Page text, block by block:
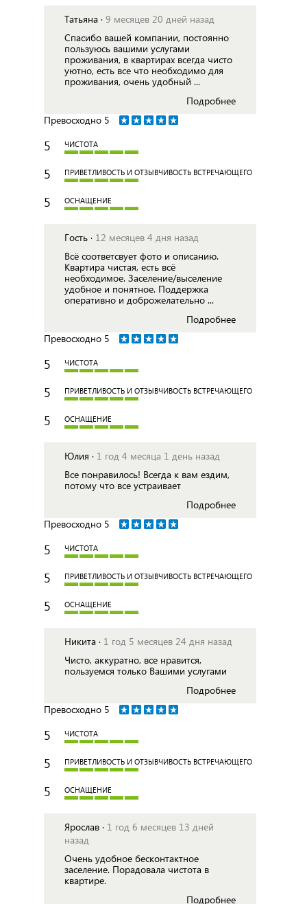
Татьяна · 9 месяцев 20 дней назад
Спасибо вашей компании, постоянно
пользуюсь вашими услугами
проживания, в квартирах всегда чисто
уютно, есть все что необходимо для
проживания, очень удобный ...
Подробнее
Превосходно 5
5 ЧИСТОТА
5 ПРИВЕТЛИВОСТЬ И ОТЗЫВЧИВОСТЬ ВСТРЕЧАЮЩЕГО
5 ОСНАЩЕНИЕ
Гость · 12 месяцев 4 дня назад
Всё соответсвует фото и описанию.
Квартира чистая, есть всё
необходимое. Заселение/выселение
удобное и понятное. Поддержка
оперативно и доброжелательно ...
Подробнее
Превосходно 5
5 ЧИСТОТА
5 ПРИВЕТЛИВОСТЬ И ОТЗЫВЧИВОСТЬ ВСТРЕЧАЮЩЕГО
5 ОСНАЩЕНИЕ
Юлия · 1 год 4 месяца 1 день назад
Все понравилось! Всегда к вам ездим,
потому что все устраивает
Подробнее
Превосходно 5
5 ЧИСТОТА
5 ПРИВЕТЛИВОСТЬ И ОТЗЫВЧИВОСТЬ ВСТРЕЧАЮЩЕГО
5 ОСНАЩЕНИЕ
Никита · 1 год 5 месяцев 24 дня назад
Чисто, аккуратно, все нравится,
пользуемся только Вашими услугами
Подробнее
Превосходно 5
5 ЧИСТОТА
5 ПРИВЕТЛИВОСТЬ И ОТЗЫВЧИВОСТЬ ВСТРЕЧАЮЩЕГО
5 ОСНАЩЕНИЕ
Ярослав · 1 год 6 месяцев 13 дней
назад
Очень удобное бесконтактное
заселение. Порадовала чистота в
квартире.
Подробнее